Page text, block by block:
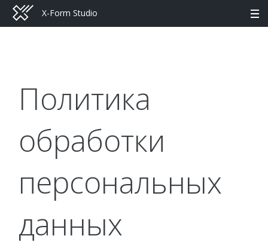
X-Form Studio
Политика
обработки
персональных
данных